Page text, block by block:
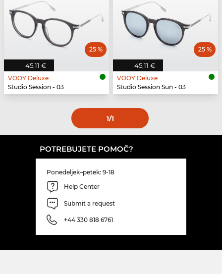
45,11 €
25 %
VOOY Deluxe
Studio Session - 03
45,11 €
25 %
VOOY Deluxe
Studio Session Sun - 03
1/1
POTREBUJETE POMOČ?
Ponedeljek–petek: 9-18
Help Center
Submit a request
+44 330 818 6761